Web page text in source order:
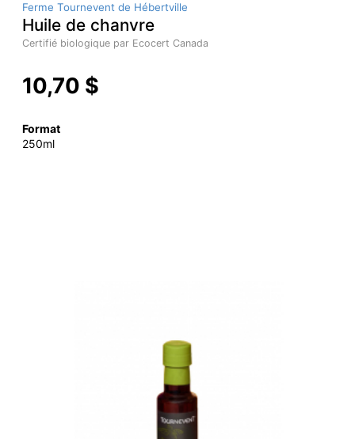
Ferme Tournevent de Hébertville
Huile de chanvre
Certifié biologique par Ecocert Canada
10,70 $
Format
250ml